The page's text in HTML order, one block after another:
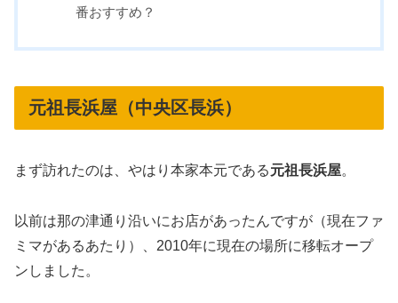
番おすすめ？
元祖長浜屋（中央区長浜）
まず訪れたのは、やはり本家本元である元祖長浜屋。
以前は那の津通り沿いにお店があったんですが（現在ファ
ミマがあるあたり）、2010年に現在の場所に移転オープ
ンしました。